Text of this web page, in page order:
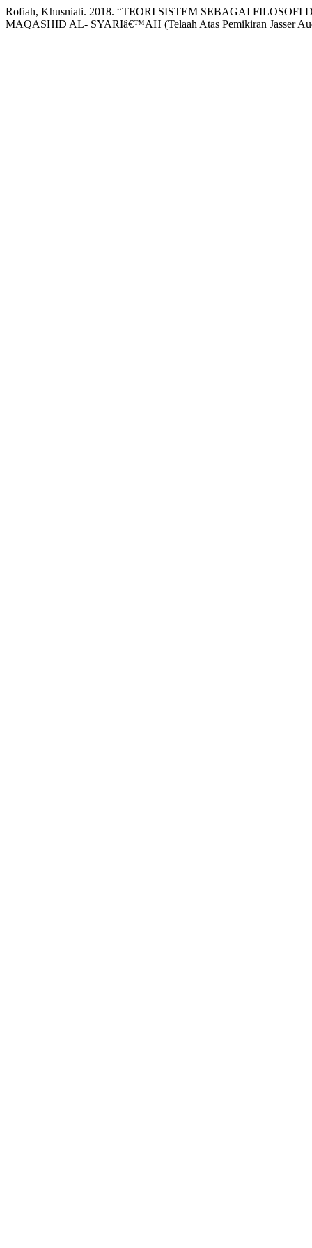
Rofiah, Khusniati. 2018. “TEORI SISTEM SEBAGAI
MAQASHID AL- SYARIâ€™AH (Telaah Atas Pemikiran Jasser